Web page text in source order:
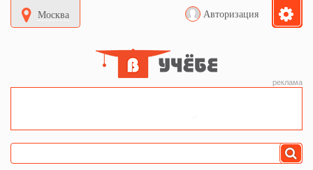
Москва Авторизация
реклама